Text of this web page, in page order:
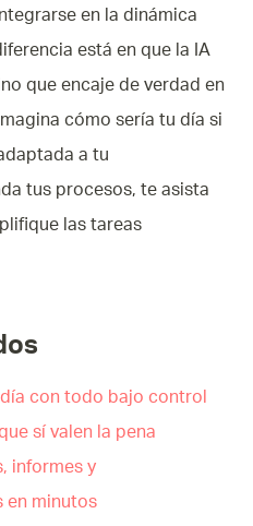
en la dinámica
está en que la IA
que encaje de verdad en
Imagina cómo sería tu día si
a tu
tus procesos, te asista
las tareas
con todo bajo control
sí valen la pena
informes y
en minutos